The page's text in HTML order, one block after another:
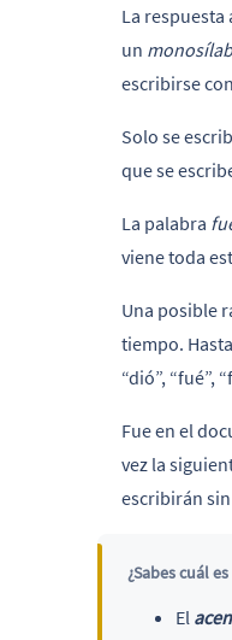
La respuesta
un
escribirse
Solo se
que se
La palabra
viene toda
Una posible
tiempo.
“dió”, “fué”,
Fue en el
vez la
escribirán
¿Sabes cuál
El